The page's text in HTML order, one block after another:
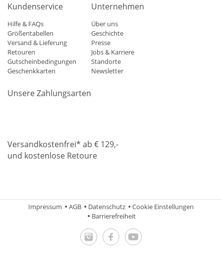
Kundenservice
Hilfe & FAQs
Größentabellen
Versand & Lieferung
Retouren
Gutscheinbedingungen
Geschenkkarten
Unternehmen
Über uns
Geschichte
Presse
Jobs & Karriere
Standorte
Newsletter
Unsere Zahlungsarten
Versandkostenfrei* ab € 129,-
und kostenlose Retoure
Impressum AGB Datenschutz
Cookie Einstellungen
Barrierefreiheit